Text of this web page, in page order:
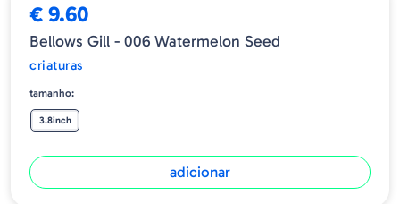
€ 9.60
Bellows Gill - 006 Watermelon Seed
criaturas
tamanho:
3.8inch
adicionar